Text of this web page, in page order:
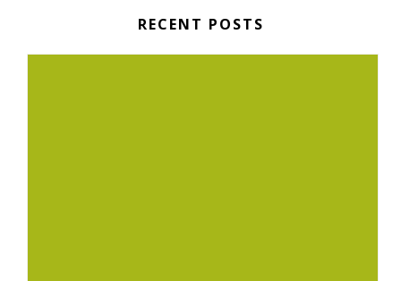
RECENT POSTS